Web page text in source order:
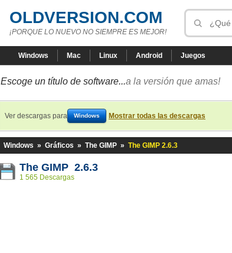
OLDVERSION.COM
¡PORQUE LO NUEVO NO SIEMPRE ES MEJOR!
Windows Mac Linux Android Juegos
Escoge un título de software...a la versión que amas!
Ver descargas para Windows Mostrar todas las descargas
Windows » Gráficos » The GIMP » The GIMP 2.6.3
The GIMP 2.6.3
1 565 Descargas